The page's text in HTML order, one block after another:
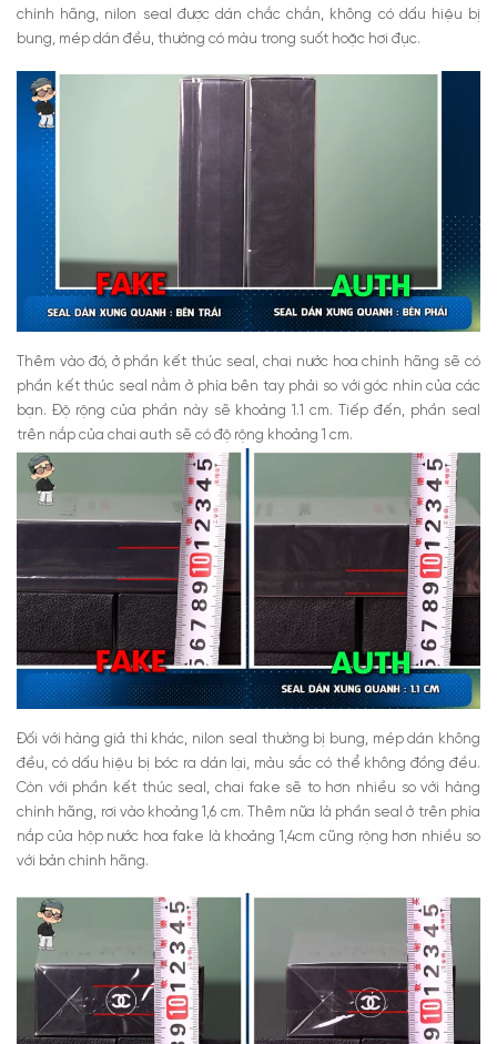
chính hãng, nilon seal được dán chắc chắn, không có dấu hiệu bị
bung, mép dán đều, thường có màu trong suốt hoặc hơi đục.
Thêm vào đó, ở phần kết thúc seal, chai nước hoa chính hãng sẽ có
phần kết thúc seal nằm ở phía bên tay phải so với góc nhìn của các
bạn. Độ rộng của phần này sẽ khoảng 1.1 cm. Tiếp đến, phần seal
trên nắp của chai auth sẽ có độ rộng khoảng 1 cm.
Đối với hàng giả thì khác, nilon seal thường bị bung, mép dán không
đều, có dấu hiệu bị bóc ra dán lại, màu sắc có thể không đồng đều.
Còn với phần kết thúc seal, chai fake sẽ to hơn nhiều so với hàng
chính hãng, rơi vào khoảng 1,6 cm. Thêm nữa là phần seal ở trên phía
nắp của hộp nước hoa fake là khoảng 1,4cm cũng rộng hơn nhiều so
với bản chính hãng.